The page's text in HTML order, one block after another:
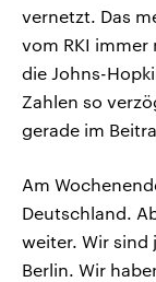
vernetzt. Das
vom RKI immer
die Johns-
Zahlen so
gerade im
Am
Deutschland.
weiter. Wir sind
Berlin. Wir